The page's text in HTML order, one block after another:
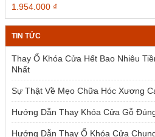
Giá
gốc
là:
2.385.000 ₫.
1.954.000 ₫Giá
hiện
tại
1.954.000 ₫.
TIN TỨC
Thay Ổ Khóa Cửa Hết Bao Nhiêu
Nhất
Sự Thật Về Mẹo Chữa Hóc Xương
Hướng Dẫn Thay Khóa Cửa Gỗ
Hướng Dẫn Thay Ổ Khóa Cửa